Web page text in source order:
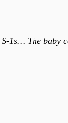
1s… The baby